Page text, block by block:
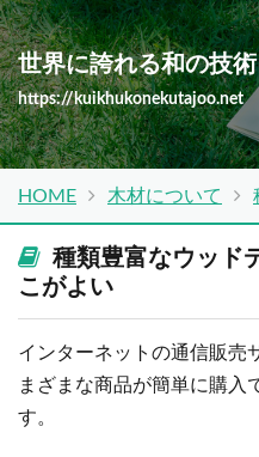
世界に誇れる和の技
https://kuikhukonekutajoo.net
HOME 木材について
種類豊富なウッド
こがよい
インターネットの通信販売
まざまな商品が簡単に購入
す。